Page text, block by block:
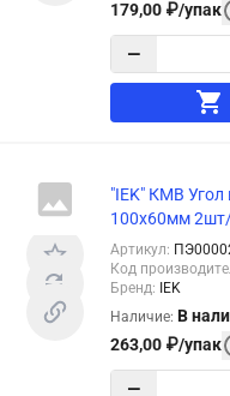
179,00 ₽/упак
−
"IEK" КМВ Угол
100x60мм
Артикул:
Код
Бренд: IEK
Наличие: В
263,00 ₽/упак